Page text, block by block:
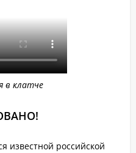
в клатче
известной российской